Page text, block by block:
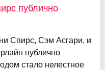
публично
Спирс, Сэм Асгари, и
публично
стало нелестное